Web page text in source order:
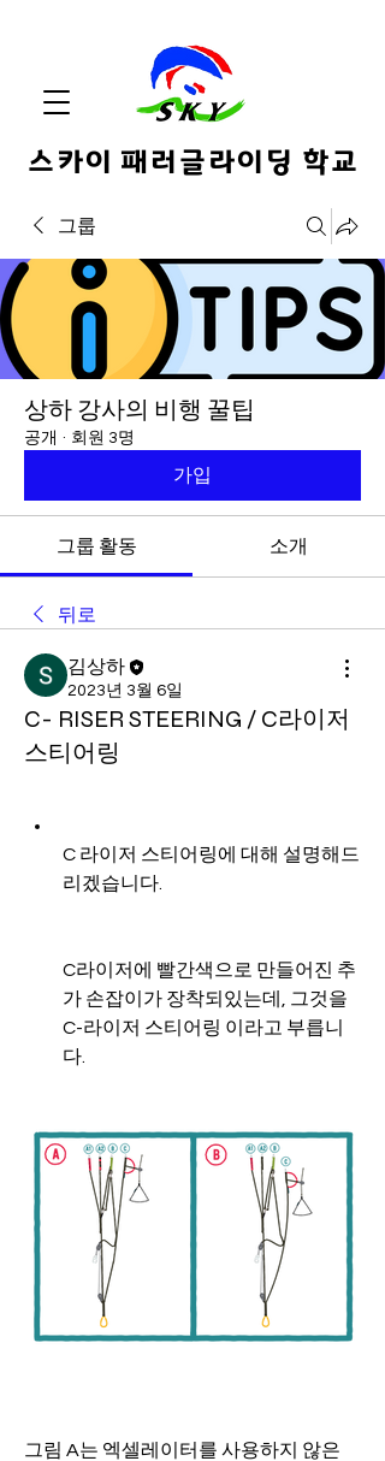
스카이 패러글라이딩 학교
그룹
상하 강사의 비행 꿀팁
공개 · 회원 3명
가입
그룹 활동 소개
뒤로
김상하
2023년 3월 6일
C- RISER STEERING / C라이저
스티어링
C 라이저 스티어링에 대해 설명해드
리겠습니다.
C라이저에 빨간색으로 만들어진 추
가 손잡이가 장착되있는데, 그것을
C-라이저 스티어링 이라고 부릅니
다.
그림 A는 엑셀레이터를 사용하지 않은